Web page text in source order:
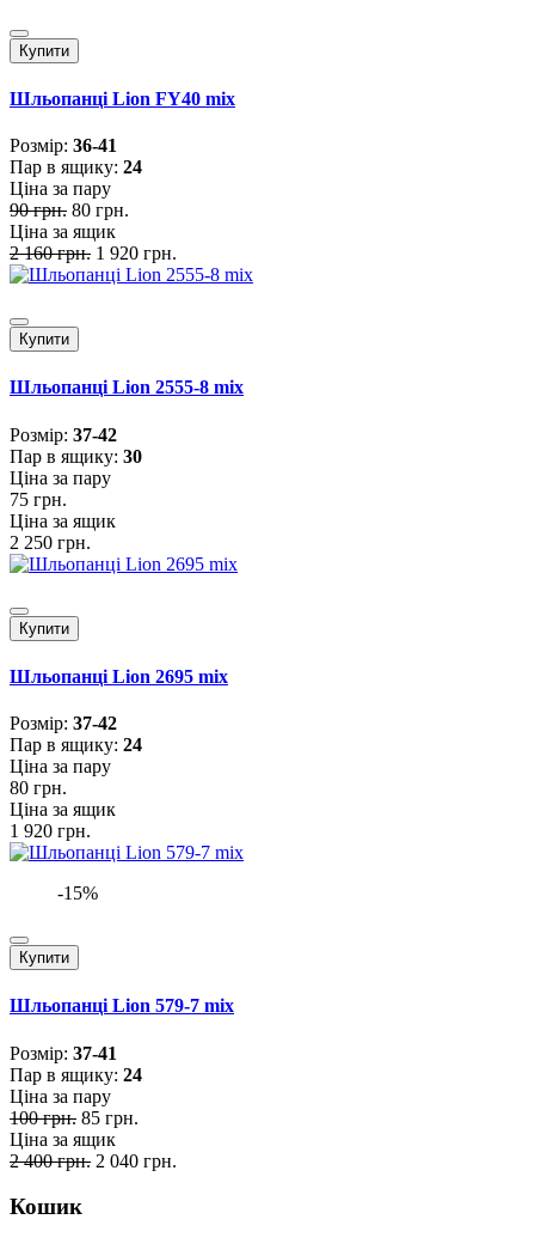
Купити
Шльопанці Lion FY40 mix
Розмiр: 36-41
Пар в ящику: 24
Ціна за пару
90 грн. 80 грн.
Ціна за ящик
2 160 грн. 1 920 грн.
Купити
Шльопанці Lion 2555-8 mix
Розмiр: 37-42
Пар в ящику: 30
Ціна за пару
75 грн.
Ціна за ящик
2 250 грн.
Купити
Шльопанці Lion 2695 mix
Розмiр: 37-42
Пар в ящику: 24
Ціна за пару
80 грн.
Ціна за ящик
1 920 грн.
-15%
Купити
Шльопанці Lion 579-7 mix
Розмiр: 37-41
Пар в ящику: 24
Ціна за пару
100 грн. 85 грн.
Ціна за ящик
2 400 грн. 2 040 грн.
Кошик